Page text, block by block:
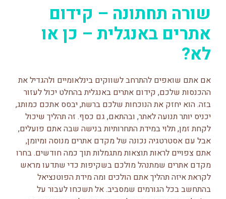
שורה תחתונה – קידום
אתרים באנגלית – כן או
לא?
אם אתם שואפים להתרחב לשווקים בינלאומיים ולהגדיל את
ההכנסות שלכם, קידום אתרים באנגלית בהחלט יכול לעזור
בזה. הוא יחזק את הנוכחות שלכם ברשת, יבסס אתכם כמותג,
יכניס יותר תנועה לאתר, ובהתאם, גם כסף. זה תהליך שיכול
לקחת זמן, תלוי במידת התחרותיות בנישה שבה אתם פועלים,
אבל עם אסטרטגיה נכונה של מקדם אתרים מנוסה ומיומן,
אתם צפויים לראות תוצאות מתגמלות תוך כמה חודשים. בחרו
מקדם אתרים שמתנהל מולכם בשקיפות כדי שתדעו מראש
לקראת איזה תהליך אתם הולכים ומה מידת הפוטנציאל
בהתחשב בכל הגורמים שמסביב. אל תשכחו לעבור על